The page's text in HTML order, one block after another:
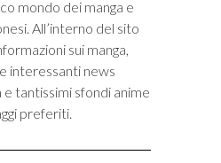
mondo dei manga e
All’interno del sito
sui manga,
interessanti news
e tantissimi sfondi anime
preferiti.